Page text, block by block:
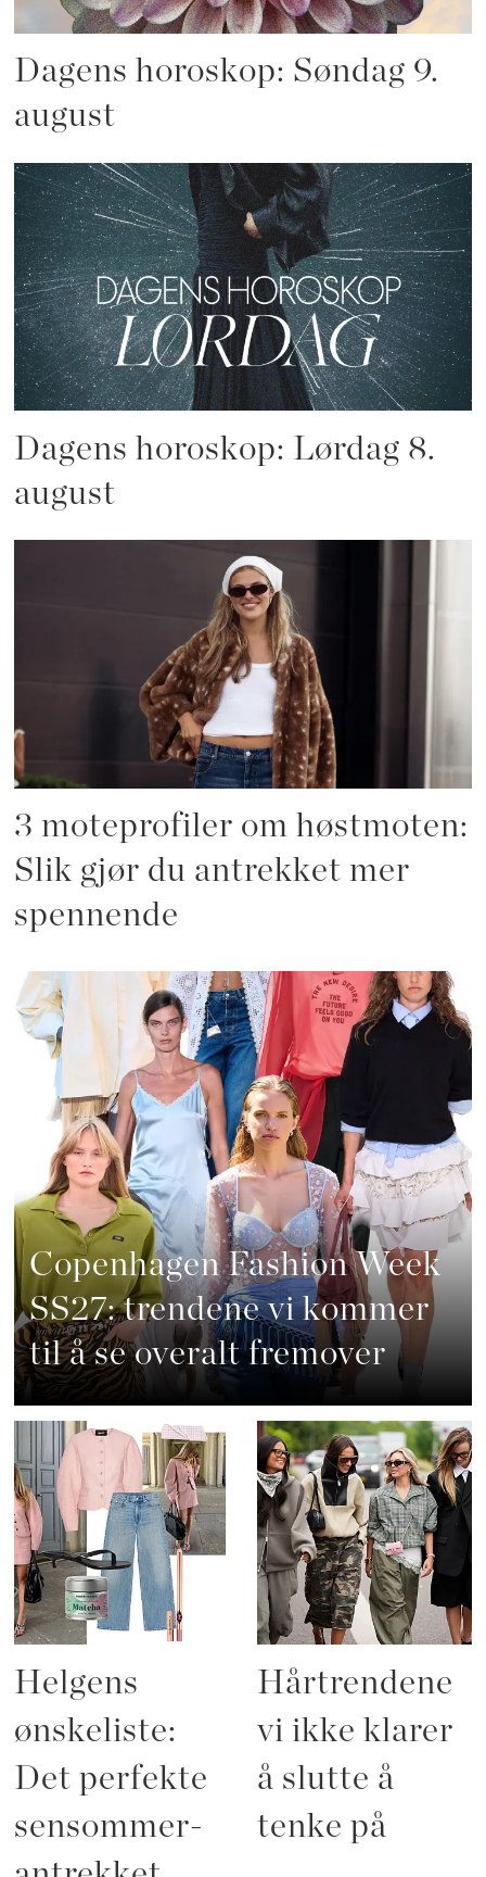
Dagens horoskop: Søndag 9.
august
Dagens horoskop: Lørdag 8.
august
3 moteprofiler om høstmoten:
Slik gjør du antrekket mer
spennende
Copenhagen Fashion Week
SS27: trendene vi kommer
til å se overalt fremover
Helgens
ønskeliste:
Det perfekte
sensommer-
Hårtrendene
vi ikke klarer
å slutte å
tenke på